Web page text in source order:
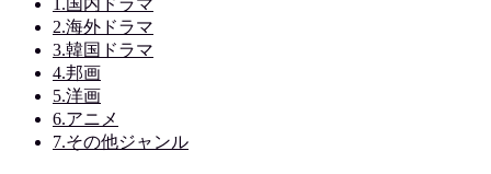
1.国内ドラマ
2.海外ドラマ
3.韓国ドラマ
4.邦画
5.洋画
6.アニメ
7.その他ジャンル